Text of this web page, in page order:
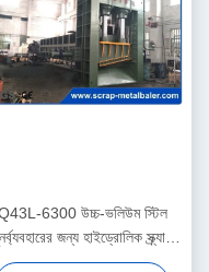
6300 উচ্চ-ভলিউম স্টিল
জন্য হাইড্রোলিক স্ক্র্যাপ
গ্যান্ট্রি শেয়ার